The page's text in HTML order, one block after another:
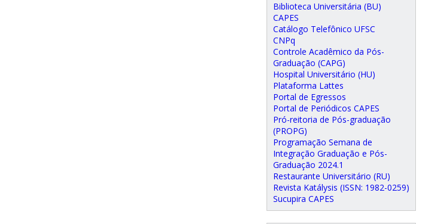
Biblioteca Universitária (BU)
CAPES
Catálogo Telefônico UFSC
CNPq
Controle Acadêmico da Pós-
Graduação (CAPG)
Hospital Universitário (HU)
Plataforma Lattes
Portal de Egressos
Portal de Periódicos CAPES
Pró-reitoria de Pós-graduação
(PROPG)
Programação Semana de
Integração Graduação e Pós-
Graduação 2024.1
Restaurante Universitário (RU)
Revista Katálysis (ISSN: 1982-0259)
Sucupira CAPES